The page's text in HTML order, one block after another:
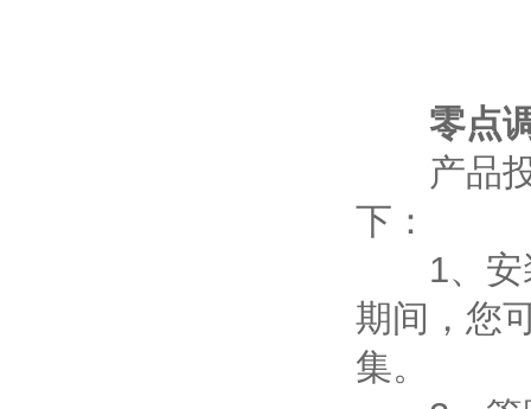
零点
产品投
下：
1、安装
期间，您
集。